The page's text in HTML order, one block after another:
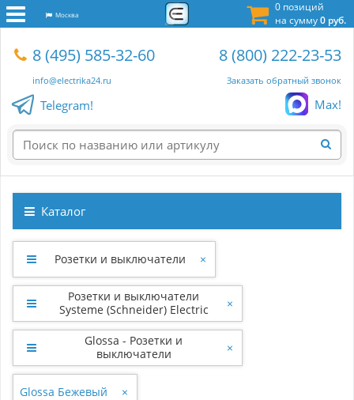
0 позиций
на сумму0 руб.
Москва
8 (495) 585-32-60
info@electrika24.ru
8 (800) 222-23-53
Заказать обратный звонок
Telegram! Max!
Каталог
Розетки и выключатели ×
Розетки и выключатели
Systeme (Schneider) Electric
×
Glossa - Розетки и
выключатели
×
Glossa Бежевый ×